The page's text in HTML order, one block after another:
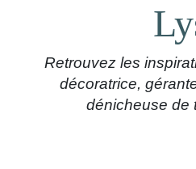
Retrouvez les
décoratrice,
dénicheuse de